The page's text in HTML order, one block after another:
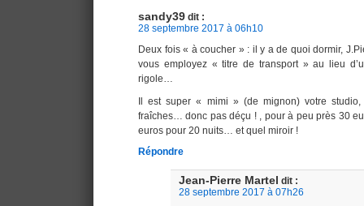
sandy39 dit :
28 septembre 2017 à 06h10
Deux fois « à coucher » : il y a de quoi dormir,
vous employez « titre de transport » au lieu
rigole…
Il est super « mimi » (de mignon) votre
fraîches… donc pas déçu ! , pour à peu près 30
euros pour 20 nuits… et quel miroir !
Répondre
Jean-Pierre Martel dit :
28 septembre 2017 à 07h26